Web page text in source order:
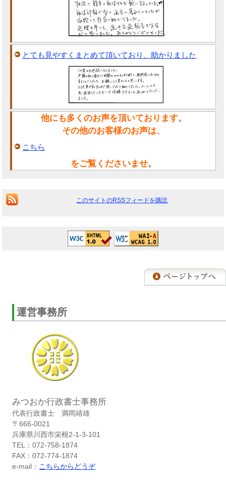
とても見やすくまとめて頂いており、助かりました
他にも多くのお声を頂いております。
その他のお客様のお声は、
こちら
をご覧くださいませ。
このサイトのRSSフィードを購読
運営事務所
みつおか行政書士事務所
代表行政書士 満岡靖雄
〒666-0021
兵庫県川西市栄根2-1-3-101
TEL：072-758-1874
FAX：072-774-1874
e-mail： こちらからどうぞ